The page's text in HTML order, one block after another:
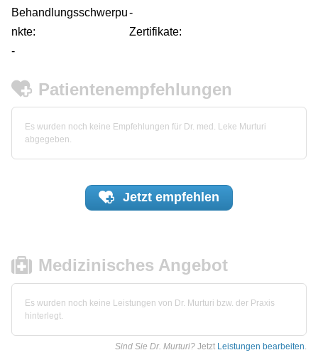
Behandlungsschwerpu
nkte:
-
Zertifikate:
-
Patientenempfehlungen
Es wurden noch keine Empfehlungen für Dr. med. Leke Murturi
abgegeben.
Jetzt empfehlen
Medizinisches Angebot
Es wurden noch keine Leistungen von Dr. Murturi bzw. der Praxis
hinterlegt.
Sind Sie Dr. Murturi? Jetzt Leistungen bearbeiten.